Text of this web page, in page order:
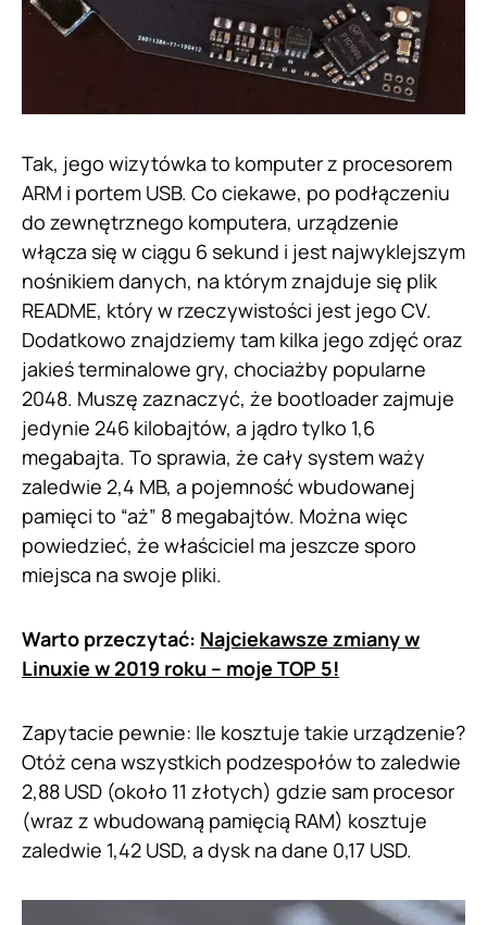
Tak, jego wizytówka to komputer z procesorem
ARM i portem USB. Co ciekawe, po podłączeniu
do zewnętrznego komputera, urządzenie
włącza się w ciągu 6 sekund i jest najwyklejszym
nośnikiem danych, na którym znajduje się plik
README, który w rzeczywistości jest jego CV.
Dodatkowo znajdziemy tam kilka jego zdjęć oraz
jakieś terminalowe gry, chociażby popularne
2048. Muszę zaznaczyć, że bootloader zajmuje
jedynie 246 kilobajtów, a jądro tylko 1,6
megabajta. To sprawia, że cały system waży
zaledwie 2,4 MB, a pojemność wbudowanej
pamięci to “aż” 8 megabajtów. Można więc
powiedzieć, że właściciel ma jeszcze sporo
miejsca na swoje pliki.
Warto przeczytać: Najciekawsze zmiany w
Linuxie w 2019 roku – moje TOP 5!
Zapytacie pewnie: Ile kosztuje takie urządzenie?
Otóż cena wszystkich podzespołów to zaledwie
2,88 USD (około 11 złotych) gdzie sam procesor
(wraz z wbudowaną pamięcią RAM) kosztuje
zaledwie 1,42 USD, a dysk na dane 0,17 USD.